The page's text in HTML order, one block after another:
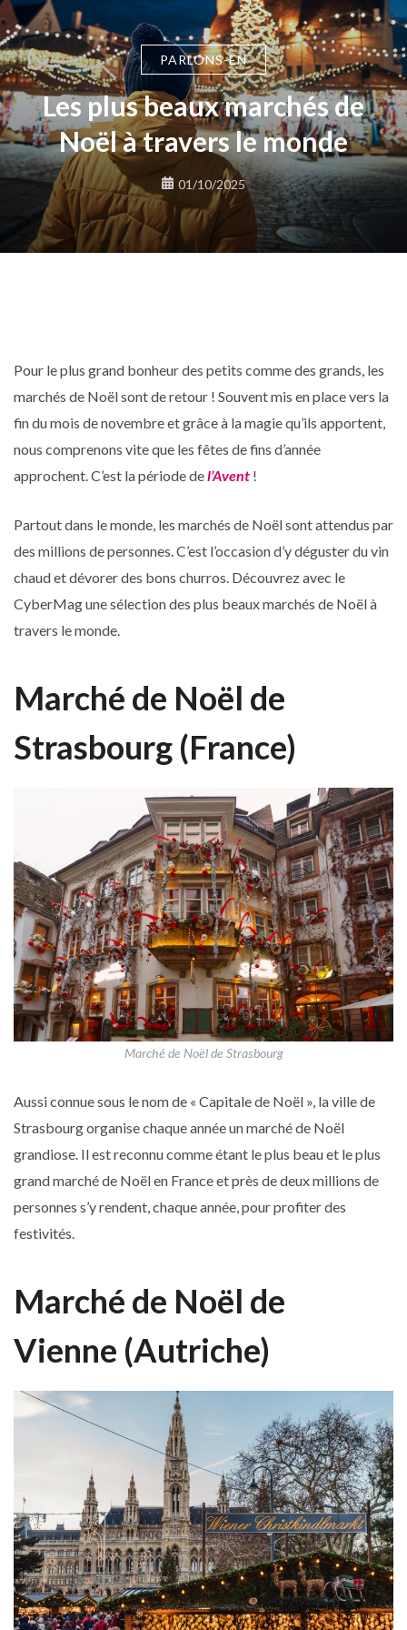
PARLONS-EN
Les plus beaux marchés de
Noël à travers le monde
01/10/2025
Pour le plus grand bonheur des petits comme des grands, les
marchés de Noël sont de retour ! Souvent mis en place vers la
fin du mois de novembre et grâce à la magie qu’ils apportent,
nous comprenons vite que les fêtes de fins d’année
approchent. C’est la période del’Avent !
Partout dans le monde, les marchés de Noël sont attendus par
des millions de personnes. C’est l’occasion d’y déguster du vin
chaud et dévorer des bons churros. Découvrez avec le
CyberMag une sélection des plus beaux marchés de Noël à
travers le monde.
Marché de Noël de
Strasbourg (France)
Marché de Noël de Strasbourg
Aussi connue sous le nom de « Capitale de Noël », la ville de
Strasbourg organise chaque année un marché de Noël
grandiose. Il est reconnu comme étant le plus beau et le plus
grand marché de Noël en France et près de deux millions de
personnes s’y rendent, chaque année, pour profiter des
festivités.
Marché de Noël de
Vienne (Autriche)